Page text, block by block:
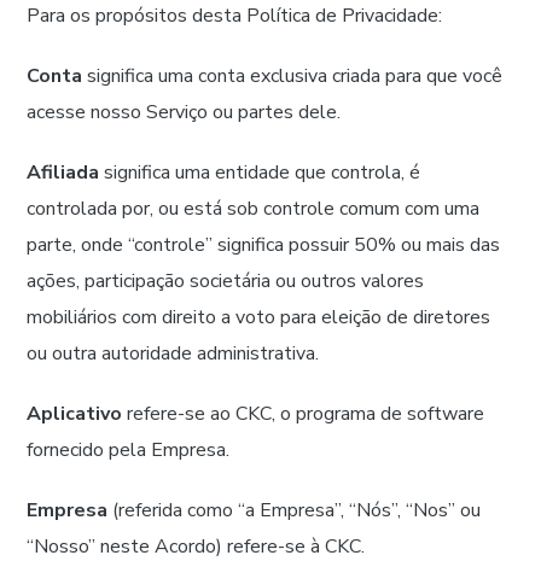
Para os propósitos desta Política de Privacidade:
Conta significa uma conta exclusiva criada para que você
acesse nosso Serviço ou partes dele.
Afiliada significa uma entidade que controla, é
controlada por, ou está sob controle comum com uma
parte, onde “controle” significa possuir 50% ou mais das
ações, participação societária ou outros valores
mobiliários com direito a voto para eleição de diretores
ou outra autoridade administrativa.
Aplicativo refere-se ao CKC, o programa de software
fornecido pela Empresa.
Empresa (referida como “a Empresa”, “Nós”, “Nos” ou
“Nosso” neste Acordo) refere-se à CKC.